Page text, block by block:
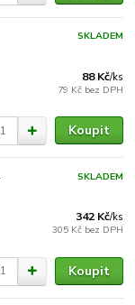
88 Kč/ks
79 Kč bez DPH
SKLADEM
Koupit
342 Kč/ks
305 Kč bez DPH
SKLADEM
Koupit